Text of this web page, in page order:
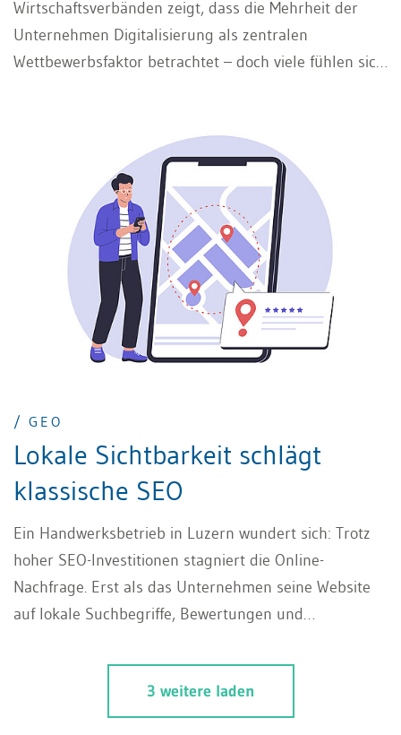
Wirtschaftsverbänden zeigt, dass die Mehrheit der
Unternehmen Digitalisierung als zentralen
Wettbewerbsfaktor betrachtet – doch viele fühlen sich
in der Umsetzung stecken. Technologie allein reicht
längst nicht mehr. Wer Prozesse digitalisieren will,
braucht Menschen, die sie verstehen und mittragen.
Automatisierung ist kein Selbstzweck, sondern ein
kultureller Wandel. Unternehmen, die das erkennen,
verbinden Effizienz mit Motivation – und verwandeln
Unsicherheit in Fortschritt.
/ GEO
Lokale Sichtbarkeit schlägt
klassische SEO
Ein Handwerksbetrieb in Luzern wundert sich: Trotz
hoher SEO-Investitionen stagniert die Online-
Nachfrage. Erst als das Unternehmen seine Website
auf lokale Suchbegriffe, Bewertungen und
deutlich. Dieses Beispiel zeigt, wohin die digitale Reise
geht. SEO bleibt wichtig, doch ohne GEO-Strategie
verliert sie an Wirkung. Wer heute online überzeugen
3 weitere laden